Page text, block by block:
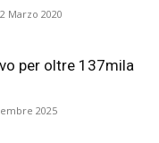
Marzo 2020
per oltre 137mila
2025